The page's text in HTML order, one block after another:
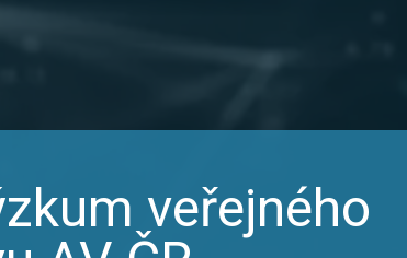
veřejného